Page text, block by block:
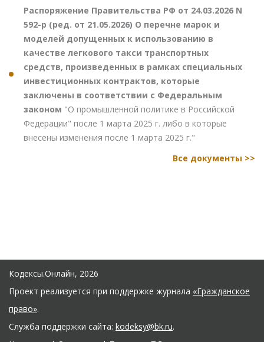
Распоряжение Правительства РФ от 24.03.2026 N
592-р (ред. от 21.05.2026) О перечне марок и
моделей допущенных к использованию в
качестве легкового такси транспортных
средств, произведенных в рамках специальных
инвестиционных контрактов, которые
заключены в соответствии с Федеральным
законом "О промышленной политике в Российской
Федерации" после 1 марта 2025 г. либо в которые
внесены изменения после 1 марта 2025 г."
Все документы >>
Кодексы.Онлайн, 2026
Проект реализуется при поддержке журнала «Гражданское
право».
Служба поддержки сайта: kodeksy@bk.ru.